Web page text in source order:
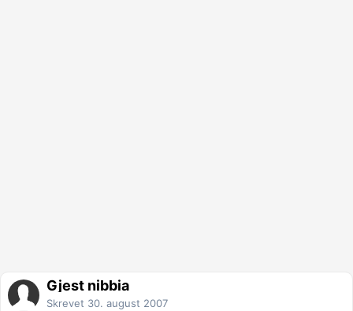
Gjest nibbia
Skrevet 30. august 2007